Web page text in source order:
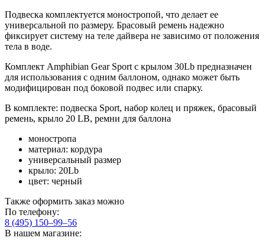
Подвеска комплектуется моностропой, что делает ее
универсальной по размеру. Брасовый ремень надежно
фиксирует систему на теле дайвера не зависимо от положения
тела в воде.
Комплект Amphibian Gear Sport с крылом 30Lb предназначен
для использования с одним баллоном, однако может быть
модифицирован под боковой подвес или спарку.
В комплекте: подвеска Sport, набор колец и пряжек, брасовый
ремень, крыло 20 LB, ремни для баллона
моностропа
материал: кордура
универсальный размер
крыло: 20Lb
цвет: черный
Также оформить заказ можно
По телефону:
8 (495) 150–99–56
В нашем магазине: